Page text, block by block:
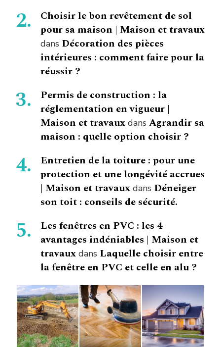
Choisir le bon revêtement de sol
pour sa maison | Maison et travaux
dans Décoration des pièces
intérieures : comment faire pour la
réussir ?
Permis de construction : la
réglementation en vigueur |
Maison et travaux dans Agrandir sa
maison : quelle option choisir ?
Entretien de la toiture : pour une
protection et une longévité accrues
| Maison et travaux dans Déneiger
son toit : conseils de sécurité.
Les fenêtres en PVC : les 4
avantages indéniables | Maison et
travaux dans Laquelle choisir entre
la fenêtre en PVC et celle en alu ?